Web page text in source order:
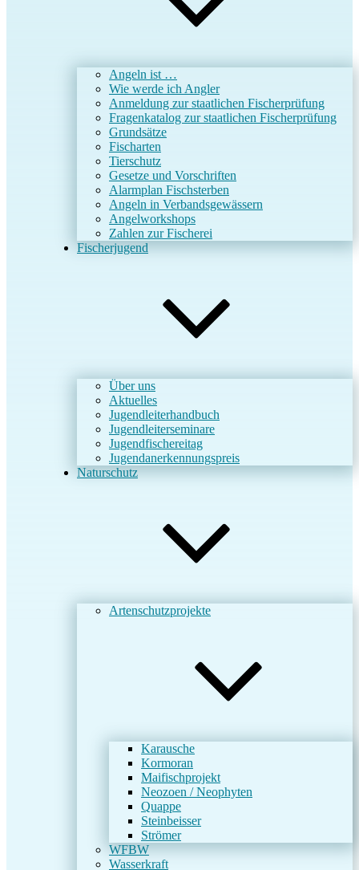
Angeln ist …
Wie werde ich Angler
Anmeldung zur staatlichen Fischerprüfung
Fragenkatalog zur staatlichen Fischerprüfung
Grundsätze
Fischarten
Tierschutz
Gesetze und Vorschriften
Alarmplan Fischsterben
Angeln in Verbandsgewässern
Angelworkshops
Zahlen zur Fischerei
Fischerjugend
Über uns
Aktuelles
Jugendleiterhandbuch
Jugendleiterseminare
Jugendfischereitag
Jugendanerkennungspreis
Naturschutz
Artenschutzprojekte
Karausche
Kormoran
Maifischprojekt
Neozoen / Neophyten
Quappe
Steinbeisser
Strömer
WFBW
Wasserkraft